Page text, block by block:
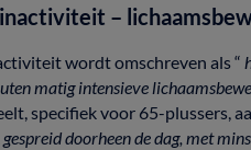
inactiviteit –
wordtomschrevenals“
matigintensieve
specifiekvoor 65-plussers,
gespreiddoorheendedag,met